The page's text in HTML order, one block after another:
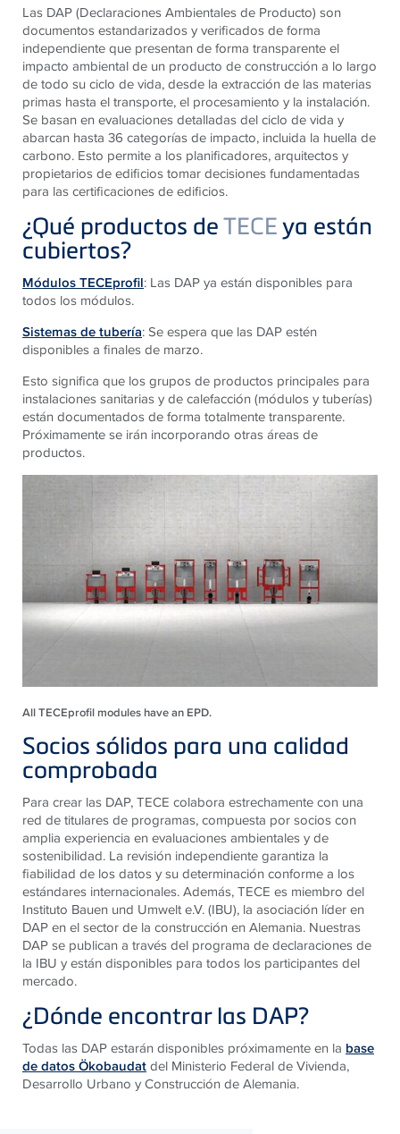
Las DAP (Declaraciones Ambientales de Producto) son
documentos estandarizados y verificados de forma
independiente que presentan de forma transparente el
impacto ambiental de un producto de construcción a lo largo
de todo su ciclo de vida, desde la extracción de las materias
primas hasta el transporte, el procesamiento y la instalación.
Se basan en evaluaciones detalladas del ciclo de vida y
abarcan hasta 36 categorías de impacto, incluida la huella de
carbono. Esto permite a los planificadores, arquitectos y
propietarios de edificios tomar decisiones fundamentadas
para las certificaciones de edificios.
¿Qué productos deTECEya están
cubiertos?
Módulos TECEprofil: Las DAP ya están disponibles para
todos los módulos.
Sistemas de tubería: Se espera que las DAP estén
disponibles a finales de marzo.
Esto significa que los grupos de productos principales para
instalaciones sanitarias y de calefacción (módulos y tuberías)
están documentados de forma totalmente transparente.
Próximamente se irán incorporando otras áreas de
productos.
All TECEprofil modules have an EPD.
Socios sólidos para una calidad
comprobada
Para crear las DAP, TECE colabora estrechamente con una
red de titulares de programas, compuesta por socios con
amplia experiencia en evaluaciones ambientales y de
sostenibilidad. La revisión independiente garantiza la
fiabilidad de los datos y su determinación conforme a los
estándares internacionales. Además, TECE es miembro del
Instituto Bauen und Umwelt e.V. (IBU), la asociación líder en
DAP en el sector de la construcción en Alemania. Nuestras
DAP se publican a través del programa de declaraciones de
la IBU y están disponibles para todos los participantes del
mercado.
¿Dónde encontrar las DAP?
Todas las DAP estarán disponibles próximamente en la base
de datos Ökobaudatdel Ministerio Federal de Vivienda,
Desarrollo Urbano y Construcción de Alemania.